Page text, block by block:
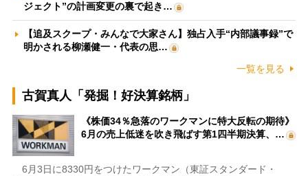
ジェクト”の計画変更の裏で起き…
【追及スクープ・みんなで大家さん】独占入手“内部議事録”で
明かされる柳瀬健一・代表の思…
一覧を見る
古賀真人「発掘！好決算銘柄」
《株価34％急落のワークマンに特大反転の期待》
6月の売上低迷を吹き飛ばす第1四半期決算、…
6月3日に8330円をつけたワークマン（東証スタンダード・